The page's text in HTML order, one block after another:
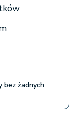
bez żadnych